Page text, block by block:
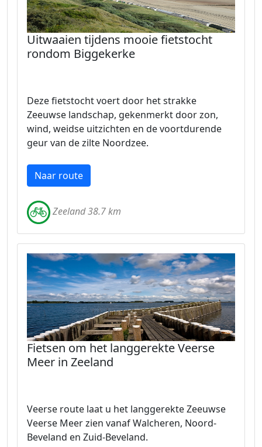
Uitwaaien tijdens mooie fietstocht
rondom Biggekerke
Deze fietstocht voert door het strakke
Zeeuwse landschap, gekenmerkt door zon,
wind, weidse uitzichten en de voortdurende
geur van de zilte Noordzee.
Naar route
Zeeland 38.7 km
Fietsen om het langgerekte Veerse
Meer in Zeeland
Veerse route laat u het langgerekte Zeeuwse
Veerse Meer zien vanaf Walcheren, Noord-
Beveland en Zuid-Beveland.